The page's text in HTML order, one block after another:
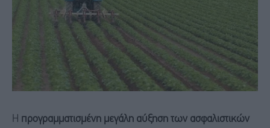
Η προγραμματισμένη μεγάλη αύξηση των ασφαλιστικών